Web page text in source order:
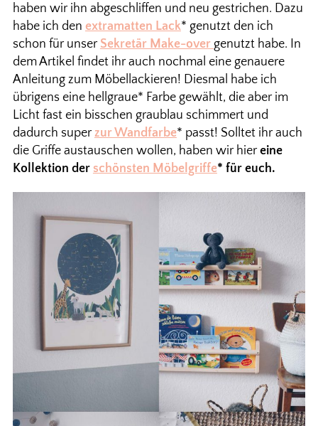
haben wir ihn abgeschliffen und neu gestrichen. Dazu
habe ich den extramatten Lack* genutzt den ich
schon für unser Sekretär Make-over genutzt habe. In
dem Artikel findet ihr auch nochmal eine genauere
Anleitung zum Möbellackieren! Diesmal habe ich
übrigens eine hellgraue* Farbe gewählt, die aber im
Licht fast ein bisschen graublau schimmert und
dadurch superzur Wandfarbe* passt! Solltet ihr auch
die Griffe austauschen wollen, haben wir hiereine
Kollektion der schönsten Möbelgriffe* für euch.